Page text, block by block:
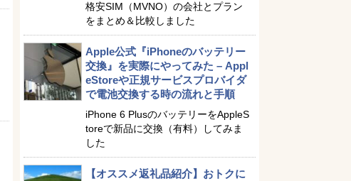
格安SIM（MVNO）の会社とプラン
をまとめ＆比較しました
Apple公式『iPhoneのバッテリー
交換』を実際にやってみた – Appl
eStoreや正規サービスプロバイダ
で電池交換する時の流れと手順
iPhone 6 PlusのバッテリーをAppleS
toreで新品に交換（有料）してみま
した
【オススメ返礼品紹介】おトクに